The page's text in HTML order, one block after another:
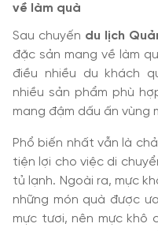
về làm quà
Sau chuyến du lịch
đặc sản mang về làm
điều nhiều du khách
nhiều sản phẩm phù
mang đậm dấu ấn vùng
Phổ biến nhất vẫn là
tiện lợi cho việc di
tủ lạnh. Ngoài ra, mực
những món quà được
mực tươi, nên mực khô